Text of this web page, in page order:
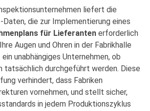
liefert die
die zur Implementierung eines
für Lieferanten erforderlich
Augen und Ohren in der Fabrikhalle
unabhängiges Unternehmen, ob
tatsächlich durchgeführt werden. Diese
verhindert, dass Fabriken
vornehmen, und stellt sicher,
in jedem Produktionszyklus